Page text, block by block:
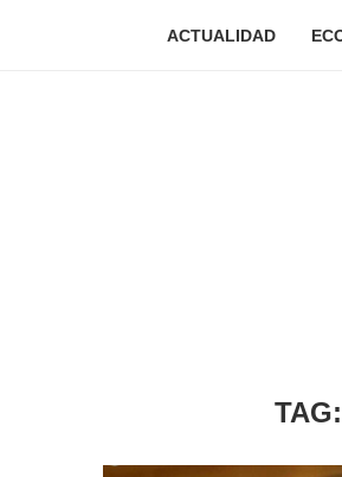
ACTUALIDAD
TAG: